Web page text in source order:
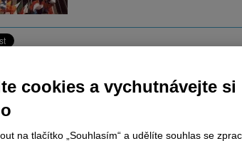
budou pouze některá čísla z eurozóny, jako je
cookies a vychutnávejte si
na tlačítko „Souhlasím“ a udělíte souhlas se